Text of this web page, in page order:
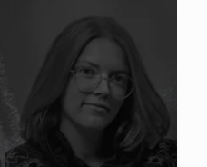
Leo Selg & Kristel